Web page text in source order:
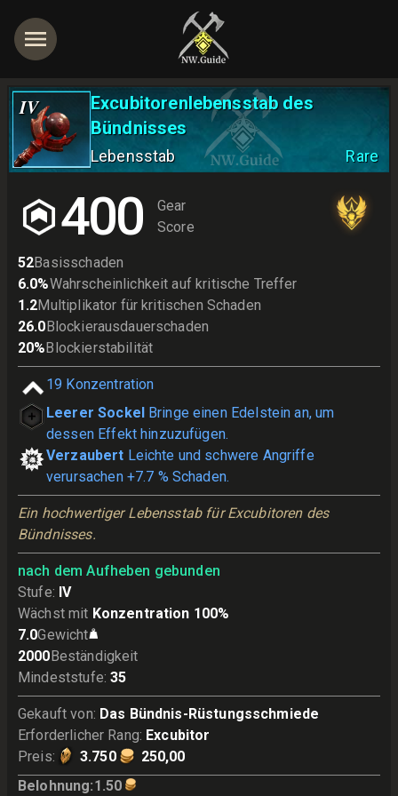
IV
Excubitorenlebensstab des
Bündnisses
Lebensstab Rare
400
Gear
Score
52Basisschaden
6.0%Wahrscheinlichkeit auf kritische Treffer
1.2Multiplikator für kritischen Schaden
26.0Blockierausdauerschaden
20%Blockierstabilität
19 Konzentration
Leerer Sockel Bringe einen Edelstein an, um
dessen Effekt hinzuzufügen.
Verzaubert Leichte und schwere Angriffe
verursachen +7.7 % Schaden.
Ein hochwertiger Lebensstab für Excubitoren des
Bündnisses.
nach dem Aufheben gebunden
Stufe: IV
Wächst mit Konzentration 100%
7.0Gewicht
2000Beständigkeit
Mindeststufe: 35
Gekauft von: Das Bündnis-Rüstungsschmiede
Erforderlicher Rang: Excubitor
Preis: 3.750
250,00
Belohnung:1.50